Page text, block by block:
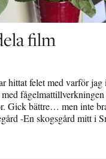
film
hittat felet med varför jag
fågelmattillverkningen
Gick bättre… men inte
-En skogsgård mitt i